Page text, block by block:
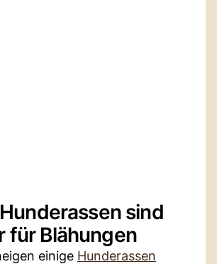
sind
für Blähungen
einige Hunderassen